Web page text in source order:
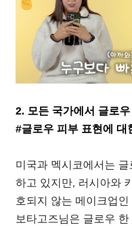
2. 모든 국가에서 글로
#글로우 피부 표현에 대
미국과 멕시코에서는
하고 있지만, 러시아와
호되지 않는 메이크업
보타고즈님은 글로우